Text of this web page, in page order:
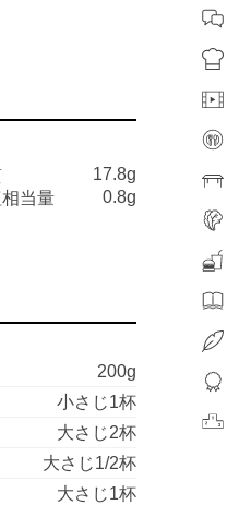
17.8g
当量 0.8g
200g
小さじ1杯
大さじ2杯
大さじ1/2杯
大さじ1杯